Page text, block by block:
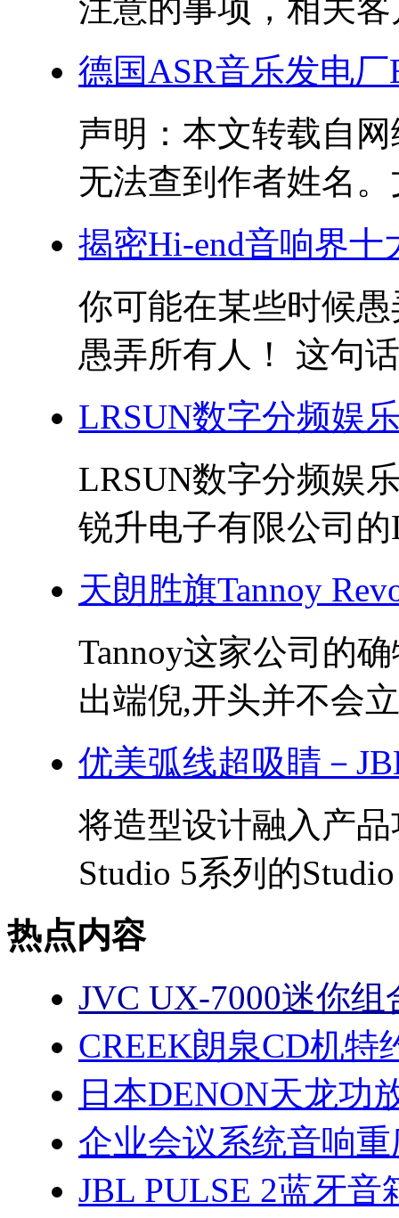
注意的事项，相关
德国ASR音乐发电
声明：本文转载自
无法查到作者姓名
揭密Hi-end音响界
你可能在某些时候
愚弄所有人！ 这句
LRSUN数字分频娱
LRSUN数字分频娱
锐升电子有限公司
天朗胜旗Tannoy
Tannoy这家公司的
出端倪,开头并不会
优美弧线超吸睛－
将造型设计融入产
Studio 5系列的
热点内容
JVC UX-7000迷你
CREEK朗泉CD机特
日本DENON天龙功
企业会议系统音响
JBL PULSE 2蓝牙